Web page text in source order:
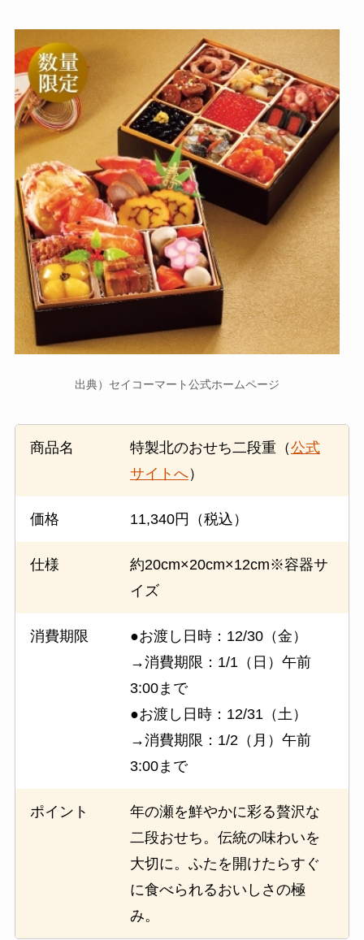
出典）セイコーマート公式ホームページ
商品名 特製北のおせち二段重（公式
サイトへ）
価格 11,340円（税込）
仕様
約20cm×20cm×12cm※容器サ
イズ
消費期限
●お渡し日時：12/30（金）
→消費期限：1/1（日）午前
3:00まで
●お渡し日時：12/31（土）
→消費期限：1/2（月）午前
3:00まで
ポイント
年の瀬を鮮やかに彩る贅沢な
二段おせち。伝統の味わいを
大切に。ふたを開けたらすぐ
に食べられるおいしさの極
み。